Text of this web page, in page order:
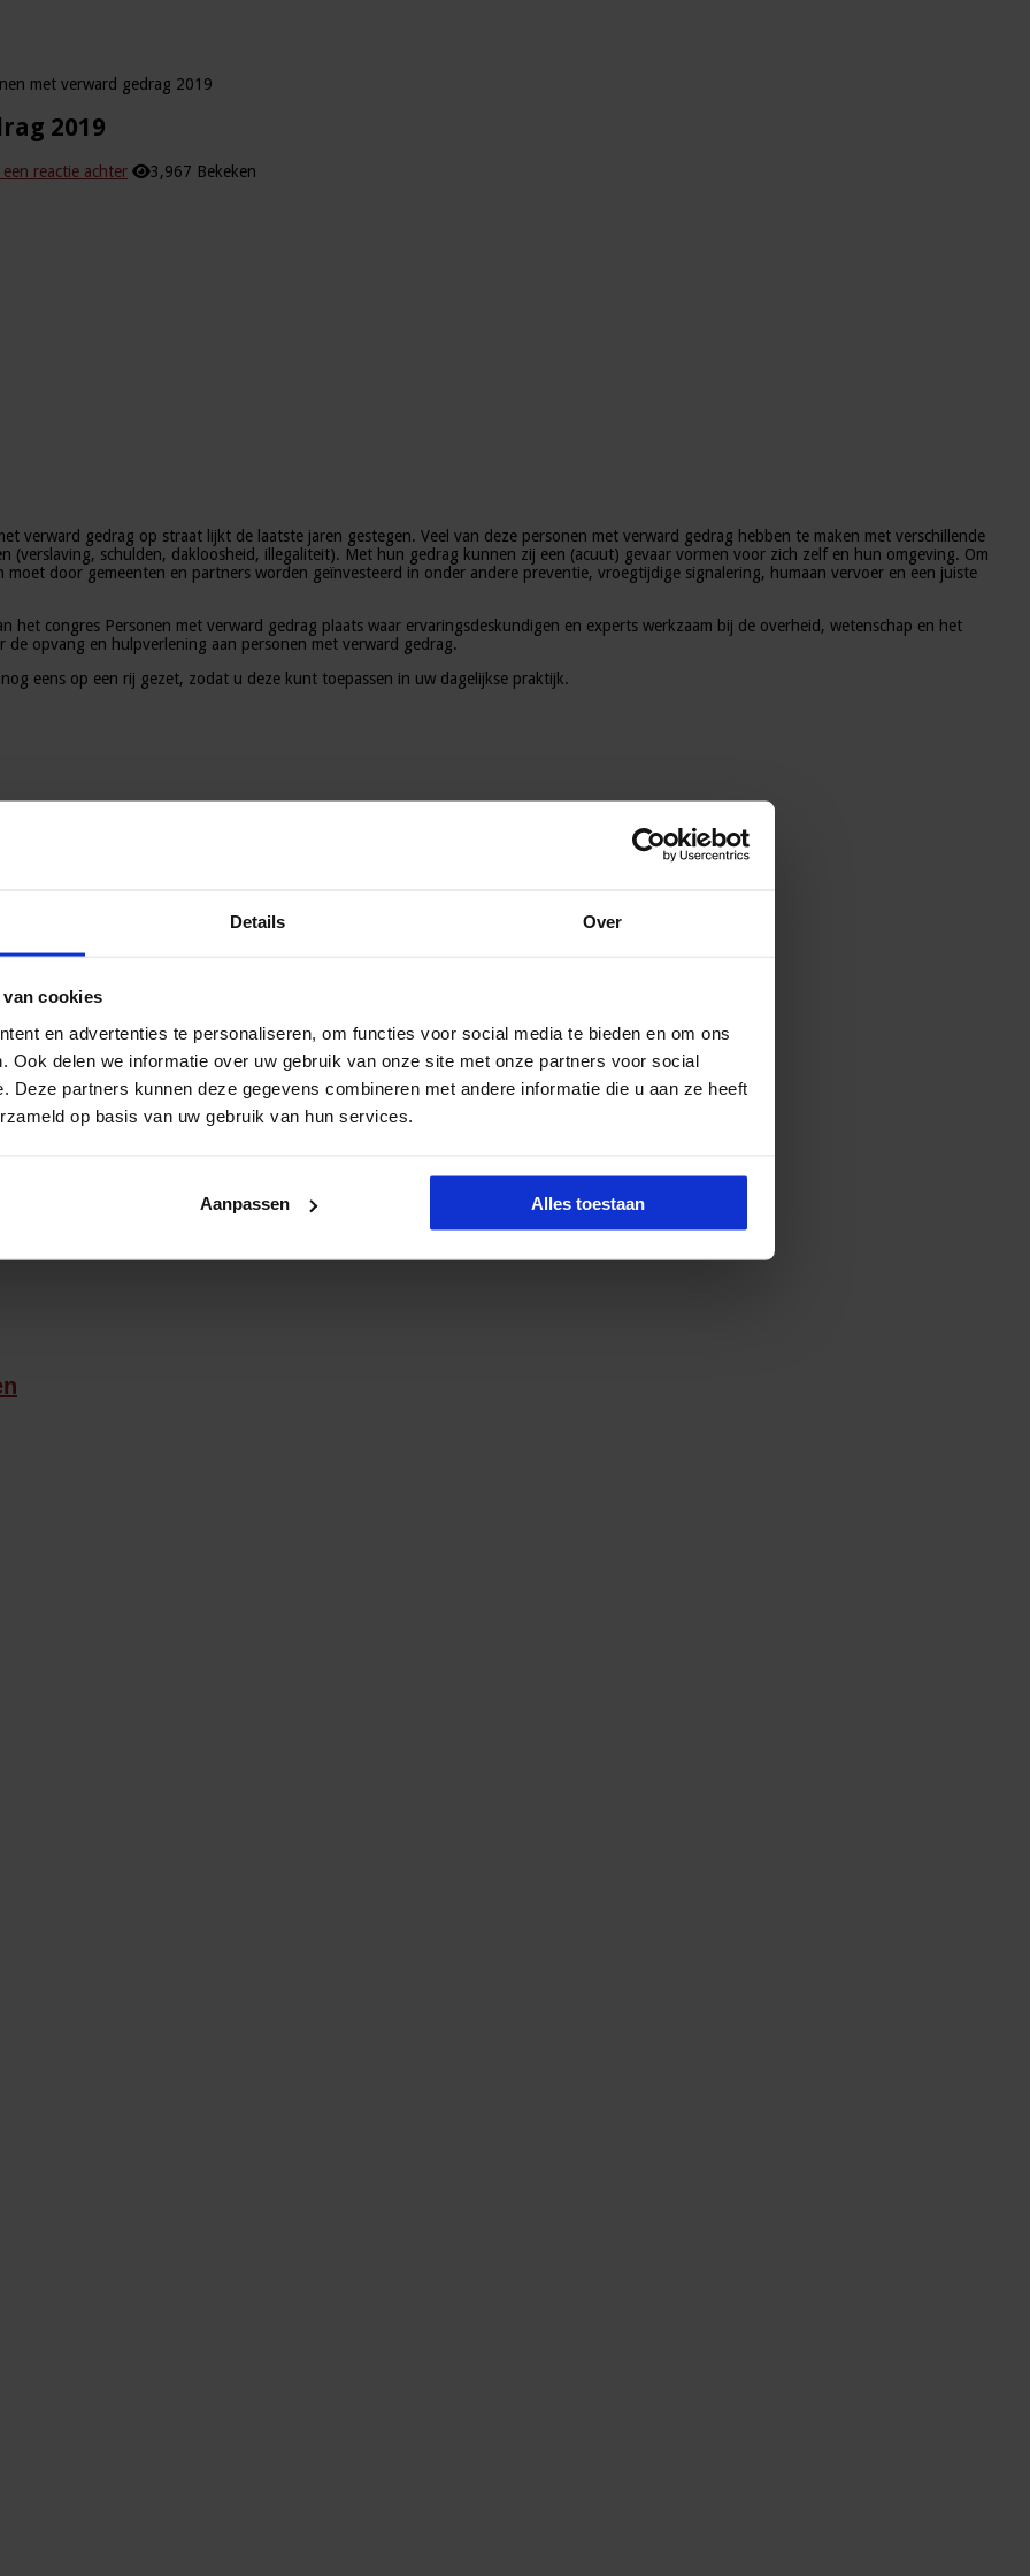
Details Over
cookies
en advertenties te personaliseren, om functies voor social media te bieden en om ons
Ook delen we informatie over uw gebruik van onze site met onze partners voor social
Deze partners kunnen deze gegevens combineren met andere informatie die u aan ze heeft
op basis van uw gebruik van hun services.
Aanpassen Alles toestaan
met verward gedrag 2019
2019
een reactie achter 3,967 Bekeken
verward gedrag op straat lijkt de laatste jaren gestegen. Veel van deze personen met verward gedrag hebben te maken met verschillende
(verslaving, schulden, dakloosheid, illegaliteit). Met hun gedrag kunnen zij een (acuut) gevaar vormen voor zich zelf en hun omgeving. Om
door gemeenten en partners worden geïnvesteerd in onder andere preventie, vroegtijdige signalering, humaan vervoer en een juiste
congres Personen met verward gedrag plaats waar ervaringsdeskundigen en experts werkzaam bij de overheid, wetenschap en het
de opvang en hulpverlening aan personen met verward gedrag.
eens op een rij gezet, zodat u deze kunt toepassen in uw dagelijkse praktijk.